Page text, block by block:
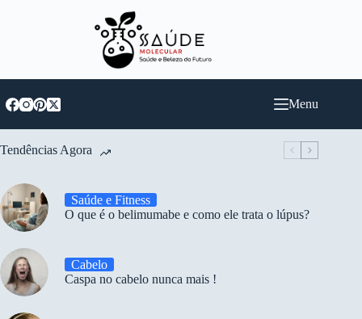
Menu
Tendências Agora
Saúde e Fitness
O que é o belimumabe e como ele trata o lúpus?
Cabelo
Caspa no cabelo nunca mais !